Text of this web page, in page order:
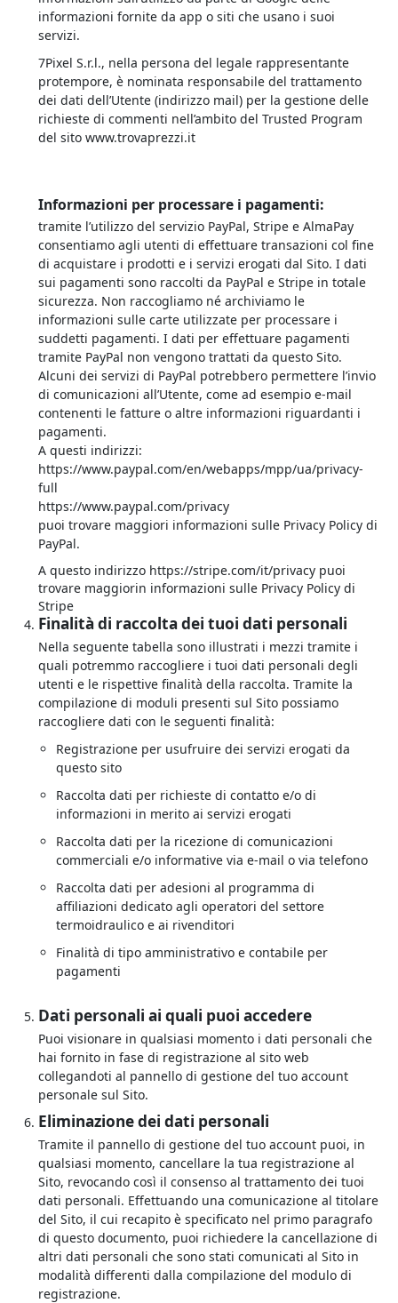
informazioni fornite da app o siti che usano i suoi
servizi.
7Pixel S.r.l., nella persona del legale rappresentante
protempore, è nominata responsabile del trattamento
dei dati dell’Utente (indirizzo mail) per la gestione delle
richieste di commenti nell’ambito del Trusted Program
del sito www.trovaprezzi.it
Informazioni per processare i pagamenti:
tramite l’utilizzo del servizio PayPal, Stripe e AlmaPay
consentiamo agli utenti di effettuare transazioni col fine
di acquistare i prodotti e i servizi erogati dal Sito. I dati
sui pagamenti sono raccolti da PayPal e Stripe in totale
sicurezza. Non raccogliamo né archiviamo le
informazioni sulle carte utilizzate per processare i
suddetti pagamenti. I dati per effettuare pagamenti
tramite PayPal non vengono trattati da questo Sito.
Alcuni dei servizi di PayPal potrebbero permettere l’invio
di comunicazioni all’Utente, come ad esempio e-mail
contenenti le fatture o altre informazioni riguardanti i
pagamenti.
A questi indirizzi:
https://www.paypal.com/en/webapps/mpp/ua/privacy-
full
https://www.paypal.com/privacy
puoi trovare maggiori informazioni sulle Privacy Policy di
PayPal.
A questo indirizzo https://stripe.com/it/privacypuoi
trovare maggiorin informazioni sulle Privacy Policy di
Stripe
Finalità di raccolta dei tuoi dati personali
Nella seguente tabella sono illustrati i mezzi tramite i
quali potremmo raccogliere i tuoi dati personali degli
utenti e le rispettive finalità della raccolta. Tramite la
compilazione di moduli presenti sul Sito possiamo
raccogliere dati con le seguenti finalità:
Registrazione per usufruire dei servizi erogati da
questo sito
Raccolta dati per richieste di contatto e/o di
informazioni in merito ai servizi erogati
Raccolta dati per la ricezione di comunicazioni
commerciali e/o informative via e-mail o via telefono
Raccolta dati per adesioni al programma di
affiliazioni dedicato agli operatori del settore
termoidraulico e ai rivenditori
Finalità di tipo amministrativo e contabile per
pagamenti
Dati personali ai quali puoi accedere
Puoi visionare in qualsiasi momento i dati personali che
hai fornito in fase di registrazione al sito web
collegandoti al pannello di gestione del tuo account
personale sul Sito.
Eliminazione dei dati personali
Tramite il pannello di gestione del tuo account puoi, in
qualsiasi momento, cancellare la tua registrazione al
Sito, revocando così il consenso al trattamento dei tuoi
dati personali. Effettuando una comunicazione al titolare
del Sito, il cui recapito è specificato nel primo paragrafo
di questo documento, puoi richiedere la cancellazione di
altri dati personali che sono stati comunicati al Sito in
modalità differenti dalla compilazione del modulo di
registrazione.